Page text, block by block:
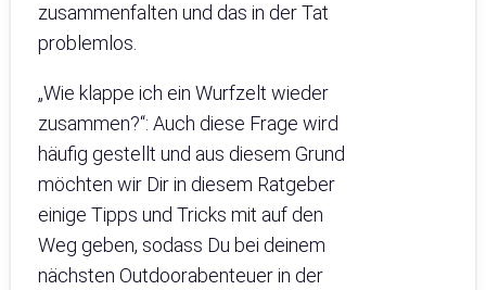
zusammenfalten und das in der Tat
problemlos.
„Wie klappe ich ein Wurfzelt wieder
zusammen?“: Auch diese Frage wird
häufig gestellt und aus diesem Grund
möchten wir Dir in diesem Ratgeber
einige Tipps und Tricks mit auf den
Weg geben, sodass Du bei deinem
nächsten Outdoorabenteuer in der